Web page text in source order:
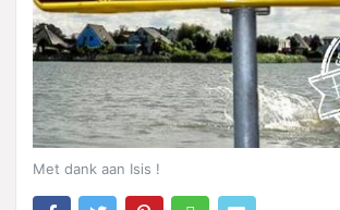
Met dank aan Isis !